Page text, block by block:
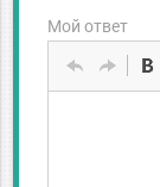
Мой ответ